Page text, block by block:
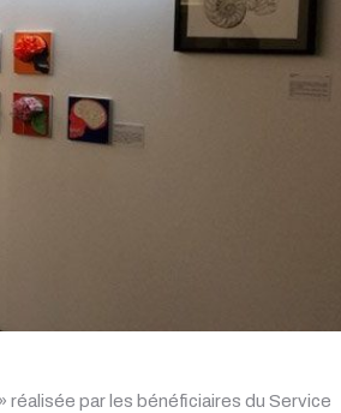
réalisée par les bénéficiaires du Service